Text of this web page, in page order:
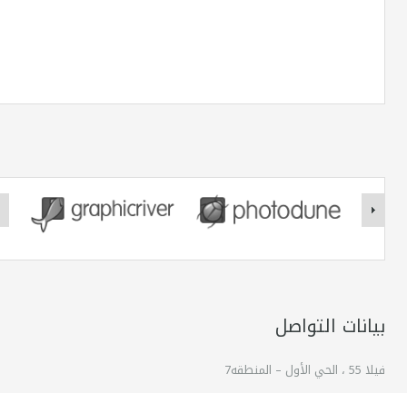
بيانات التواصل
فيلا 55 ، الحي الأول – المنطقه7